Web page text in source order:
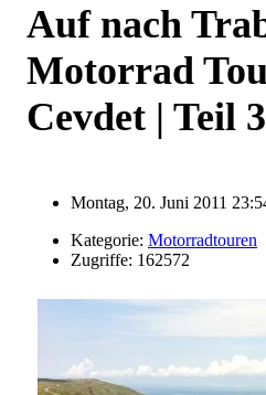
Auf nach
Motorrad
Cevdet | Teil 3
Montag, 20. Juni 2011
Kategorie: Motorradtouren
Zugriffe: 162572